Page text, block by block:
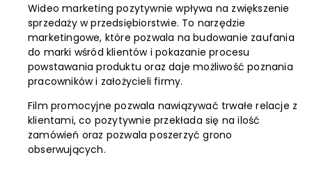
Wideo marketing pozytywnie wpływa na zwiększenie
sprzedaży w przedsiębiorstwie. To narzędzie
marketingowe, które pozwala na budowanie zaufania
do marki wśród klientów i pokazanie procesu
powstawania produktu oraz daje możliwość poznania
pracowników i założycieli firmy.
Film promocyjne pozwala nawiązywać trwałe relacje z
klientami, co pozytywnie przekłada się na ilość
zamówień oraz pozwala poszerzyć grono
obserwujących.